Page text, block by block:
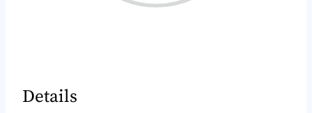
Details